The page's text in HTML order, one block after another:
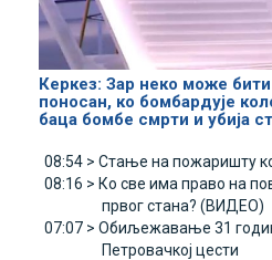
Керкез: Зар неко може бити
поносан, ко бомбардује
баца бомбе смрти и убија
08:54 > Стање на пожаришту
08:16 > Ко све има право на
првог стана? (ВИДЕО)
07:07 > Обиљежавање 31
Петровачкој цести